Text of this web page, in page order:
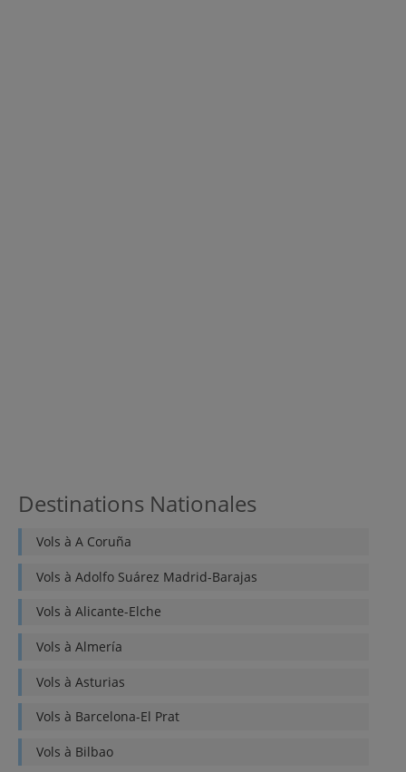
Destinations Nationales
Vols à A Coruña
Vols à Adolfo Suárez Madrid-Barajas
Vols à Alicante-Elche
Vols à Almería
Vols à Asturias
Vols à Barcelona-El Prat
Vols à Bilbao